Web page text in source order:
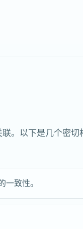
。以下是几个密
致性。